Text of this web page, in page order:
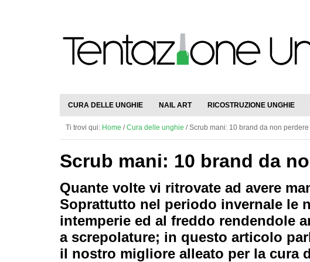
CURA DELLE UNGHIE NAIL ART RICOSTRUZIONE UNGHIE
Ti trovi qui: Home / Cura delle unghie /Scrub mani: 10 brand da non perdere
Scrub mani: 10 brand da
Quante volte vi ritrovate ad avere
Soprattutto nel periodo invernale le
intemperie ed al freddo rendendole
a screpolature; in questo articolo
il nostro migliore alleato per la cura